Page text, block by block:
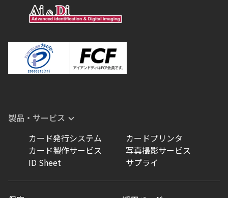
製品・サービス
カード発行システム
カードプリンタ
カード製作サービス
写真撮影サービス
ID Sheet
サプライ